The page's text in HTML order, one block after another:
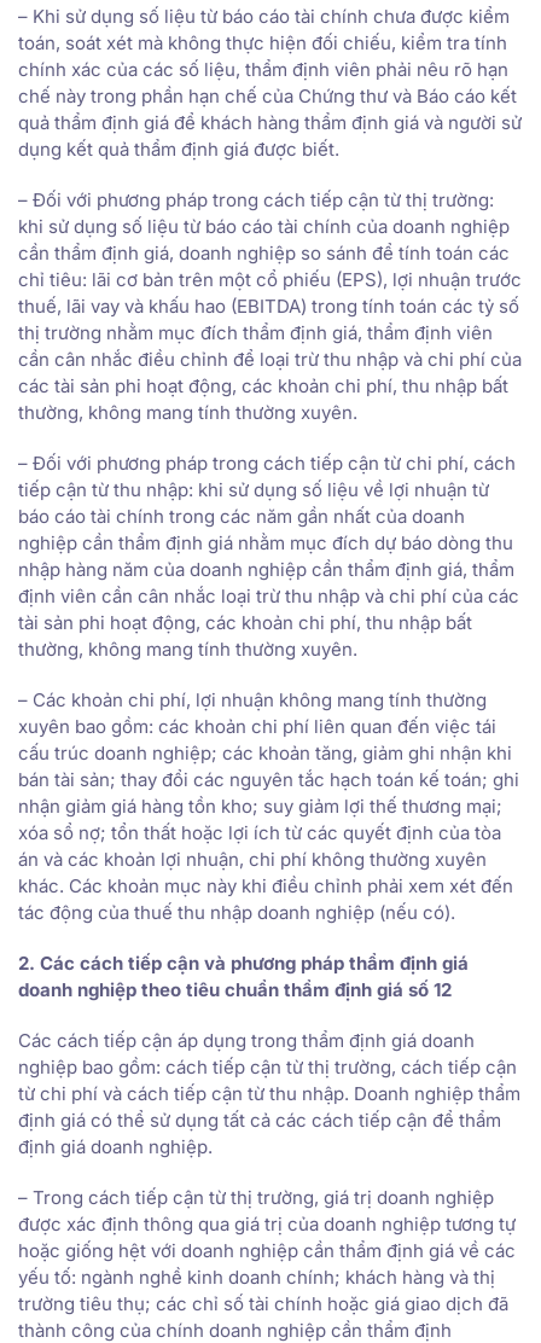
– Khi sử dụng số liệu từ báo cáo tài chính chưa được kiểm
toán, soát xét mà không thực hiện đối chiếu, kiểm tra tính
chính xác của các số liệu, thẩm định viên phải nêu rõ hạn
chế này trong phần hạn chế của Chứng thư và Báo cáo kết
quả thẩm định giá để khách hàng thẩm định giá và người sử
dụng kết quả thẩm định giá được biết.
– Đối với phương pháp trong cách tiếp cận từ thị trường:
khi sử dụng số liệu từ báo cáo tài chính của doanh nghiệp
cần thẩm định giá, doanh nghiệp so sánh để tính toán các
chỉ tiêu: lãi cơ bản trên một cổ phiếu (EPS), lợi nhuận trước
thuế, lãi vay và khấu hao (EBITDA) trong tính toán các tỷ số
thị trường nhằm mục đích thẩm định giá, thẩm định viên
cần cân nhắc điều chỉnh để loại trừ thu nhập và chi phí của
các tài sản phi hoạt động, các khoản chi phí, thu nhập bất
thường, không mang tính thường xuyên.
– Đối với phương pháp trong cách tiếp cận từ chi phí, cách
tiếp cận từ thu nhập: khi sử dụng số liệu về lợi nhuận từ
báo cáo tài chính trong các năm gần nhất của doanh
nghiệp cần thẩm định giá nhằm mục đích dự báo dòng thu
nhập hàng năm của doanh nghiệp cần thẩm định giá, thẩm
định viên cần cân nhắc loại trừ thu nhập và chi phí của các
tài sản phi hoạt động, các khoản chi phí, thu nhập bất
thường, không mang tính thường xuyên.
– Các khoản chi phí, lợi nhuận không mang tính thường
xuyên bao gồm: các khoản chi phí liên quan đến việc tái
cấu trúc doanh nghiệp; các khoản tăng, giảm ghi nhận khi
bán tài sản; thay đổi các nguyên tắc hạch toán kế toán; ghi
nhận giảm giá hàng tồn kho; suy giảm lợi thế thương mại;
xóa sổ nợ; tổn thất hoặc lợi ích từ các quyết định của tòa
án và các khoản lợi nhuận, chi phí không thường xuyên
khác. Các khoản mục này khi điều chỉnh phải xem xét đến
tác động của thuế thu nhập doanh nghiệp (nếu có).
2. Các cách tiếp cận và phương pháp thẩm định giá
doanh nghiệp theo tiêu chuẩn thẩm định giá số 12
Các cách tiếp cận áp dụng trong thẩm định giá doanh
nghiệp bao gồm: cách tiếp cận từ thị trường, cách tiếp cận
từ chi phí và cách tiếp cận từ thu nhập. Doanh nghiệp thẩm
định giá có thể sử dụng tất cả các cách tiếp cận để thẩm
định giá doanh nghiệp.
– Trong cách tiếp cận từ thị trường, giá trị doanh nghiệp
được xác định thông qua giá trị của doanh nghiệp tương tự
hoặc giống hệt với doanh nghiệp cần thẩm định giá về các
yếu tố: ngành nghề kinh doanh chính; khách hàng và thị
trường tiêu thụ; các chỉ số tài chính hoặc giá giao dịch đã
thành công của chính doanh nghiệp cần thẩm định